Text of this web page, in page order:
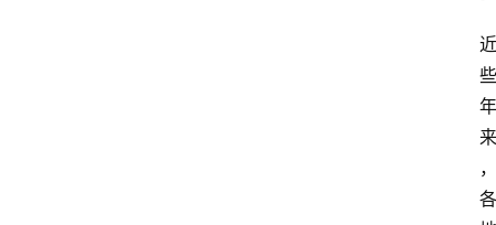
近
些
年
来
，
各